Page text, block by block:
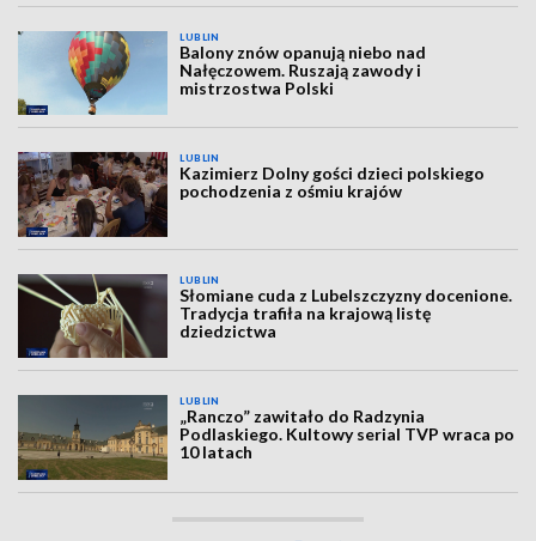
LUBLIN
Balony znów opanują niebo nad
Nałęczowem. Ruszają zawody i
mistrzostwa Polski
LUBLIN
Kazimierz Dolny gości dzieci polskiego
pochodzenia z ośmiu krajów
LUBLIN
Słomiane cuda z Lubelszczyzny docenione.
Tradycja trafiła na krajową listę
dziedzictwa
LUBLIN
„Ranczo” zawitało do Radzynia
Podlaskiego. Kultowy serial TVP wraca po
10 latach